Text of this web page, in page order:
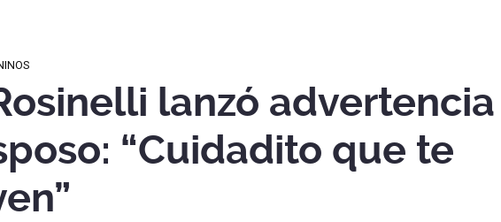
lanzó advertencia
“Cuidadito que te